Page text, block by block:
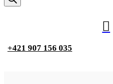

+421 907 156 035